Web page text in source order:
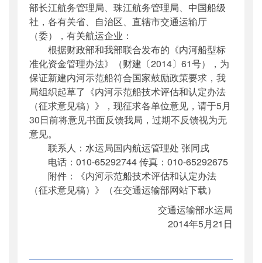
公开日期：2014年05月21日
主题词：
内河;示范船;评估;认定;征求意见
机构分类：水运局
主题分类：公众参与
公文类型：部函
部长江航务管理局、珠江航务管理局、中国船级
社，各有关省、自治区、直辖市交通运输厅
（委），有关航运企业：
根据财政部和我部联合发布的《内河船型标
准化资金管理办法》（财建〔2014〕61号），为
保证新建内河示范船符合国家鼓励政策要求，我
局组织起草了《内河示范船技术评估和认定办法
（征求意见稿）》，现征求各单位意见，请于5月
30日前将意见书面反馈我局，过期不反馈视为无
意见。
联系人：水运局国内航运管理处 张同戌
电话：010-65292744 传真：010-65292675
附件：《内河示范船技术评估和认定办法
（征求意见稿）》（在交通运输部网站下载）
交通运输部水运局
2014年5月21日